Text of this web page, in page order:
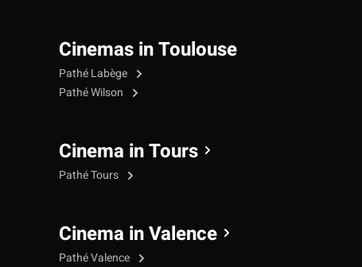
Cinemas in Toulouse
Pathé Labège
Pathé Wilson
Cinema in Tours
Pathé Tours
Cinema in Valence
Pathé Valence